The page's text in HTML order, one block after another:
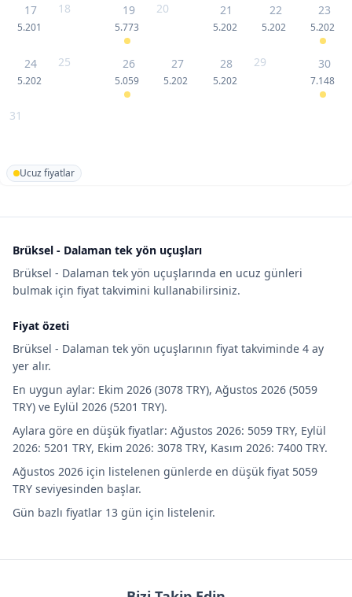
17
5.201
18 19
5.773
20 21
5.202
22
5.202
23
5.202
24
5.202
25 26
5.059
27
5.202
28
5.202
29 30
7.148
31
Ucuz fiyatlar
Brüksel - Dalaman tek yön uçuşları
Brüksel - Dalaman tek yön uçuşlarında en ucuz günleri
bulmak için fiyat takvimini kullanabilirsiniz.
Fiyat özeti
Brüksel - Dalaman tek yön uçuşlarının fiyat takviminde 4 ay
yer alır.
En uygun aylar: Ekim 2026 (3078 TRY), Ağustos 2026 (5059
TRY) ve Eylül 2026 (5201 TRY).
Aylara göre en düşük fiyatlar: Ağustos 2026: 5059 TRY, Eylül
2026: 5201 TRY, Ekim 2026: 3078 TRY, Kasım 2026: 7400 TRY.
Ağustos 2026 için listelenen günlerde en düşük fiyat 5059
TRY seviyesinden başlar.
Gün bazlı fiyatlar 13 gün için listelenir.